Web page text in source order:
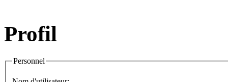
Profil
Personnel